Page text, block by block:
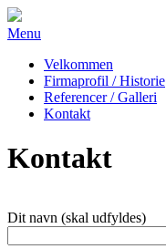
Menu
Velkommen
Firmaprofil / Historie
Referencer / Galleri
Kontakt
Kontakt
Dit navn (skal udfyldes)